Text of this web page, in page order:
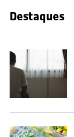
Destaques